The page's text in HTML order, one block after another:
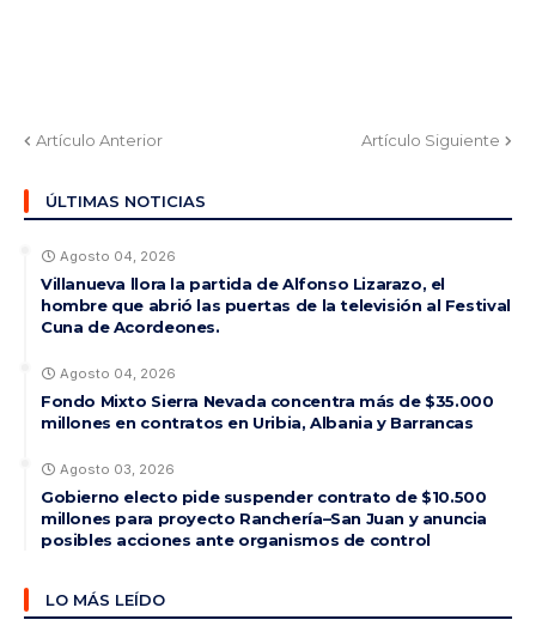
Artículo Anterior Artículo Siguiente
ÚLTIMAS NOTICIAS
Agosto 04, 2026
Villanueva llora la partida de Alfonso Lizarazo, el
hombre que abrió las puertas de la televisión al Festival
Cuna de Acordeones.
Agosto 04, 2026
Fondo Mixto Sierra Nevada concentra más de $35.000
millones en contratos en Uribia, Albania y Barrancas
Agosto 03, 2026
Gobierno electo pide suspender contrato de $10.500
millones para proyecto Ranchería–San Juan y anuncia
posibles acciones ante organismos de control
LO MÁS LEÍDO